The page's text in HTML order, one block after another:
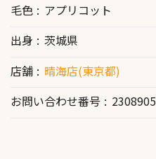
毛色
アプリコット
出身
茨城県
店舗
晴海店(東京都)
お問い合わせ番号
2308905